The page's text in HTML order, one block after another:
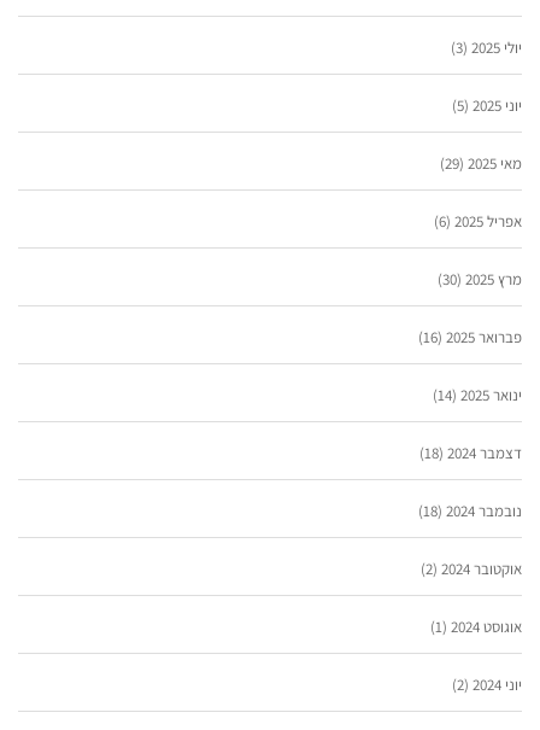
יולי 2025 (3)
יוני 2025 (5)
מאי 2025 (29)
אפריל 2025 (6)
מרץ 2025 (30)
פברואר 2025 (16)
ינואר 2025 (14)
דצמבר 2024 (18)
נובמבר 2024 (18)
אוקטובר 2024 (2)
אוגוסט 2024 (1)
יוני 2024 (2)